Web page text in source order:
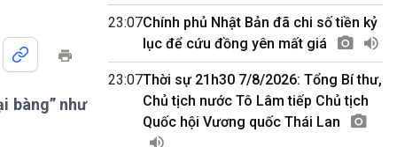
Tuyên chiến với gian lận
thương mại
Tâm tình biên giới và hải
đảo
Tìm hiểu biển, đảo Việt
Nam
Podcast
Góc nhìn VOV1
Bình luận
bàng” như
23:07Chính phủ Nhật Bản đã chi số tiền kỷ
lục để cứu đồng yên mất giá
23:07Thời sự 21h30 7/8/2026: Tổng Bí thư,
Chủ tịch nước Tô Lâm tiếp Chủ tịch
Quốc hội Vương quốc Thái Lan